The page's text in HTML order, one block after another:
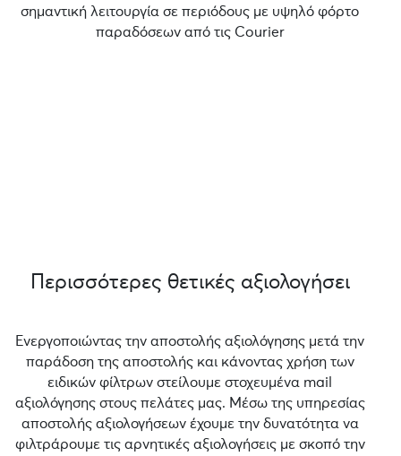
σημαντική λειτουργία σε περιόδους με υψηλό φόρτο
παραδόσεων από τις Courier
Περισσότερες θετικές αξιολογήσει
Ενεργοποιώντας την αποστολής αξιολόγησης μετά την
παράδοση της αποστολής και κάνοντας χρήση των
ειδικών φίλτρων στείλουμε στοχευμένα mail
αξιολόγησης στους πελάτες μας. Μέσω της υπηρεσίας
αποστολής αξιολογήσεων έχουμε την δυνατότητα να
φιλτράρουμε τις αρνητικές αξιολογήσεις με σκοπό την